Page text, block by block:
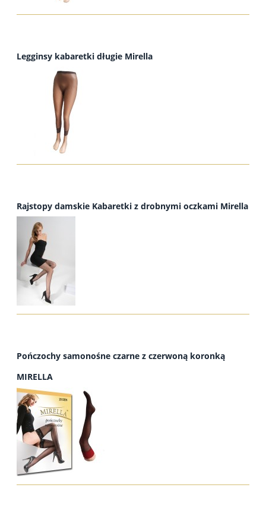
Legginsy kabaretki długie Mirella
Rajstopy damskie Kabaretki z drobnymi oczkami Mirella
Pończochy samonośne czarne z czerwoną koronką
MIRELLA